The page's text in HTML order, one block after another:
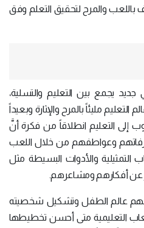
والمرح لتحقيق التعلم وفق
يجمع بين التعليم والتسلية،
مليئاً بالمرح والإثارة وبعيداً
إلى التعليم انطلاقاً من فكرة أنَّ
وعواطفهم من خلال اللعب
التمثيلية والأدوات البسيطة مثل
عن أفكارهم ومشاعرهم.
عالم الطفل وتشكيل شخصيته
التعليمية متى أحسن تخطيطها